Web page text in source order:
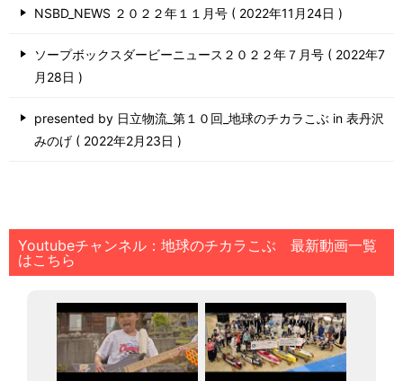
NSBD_NEWS ２０２２年１１月号 2022年11月24日
ソープボックスダービーニュース２０２２年７月号
2022年7
月28日
presented by 日立物流_第１０回_地球のチカラこぶ in 表丹沢
みのげ
2022年2月23日
Youtubeチャンネル：地球のチカラこぶ 最新動画一覧
はこちら